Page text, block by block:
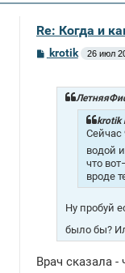
Re: Когда и
Сkrotik 26 июл
krotik
Сейчас
водой
что
вроде
Ну пробуй
было бы?
Врач сказала